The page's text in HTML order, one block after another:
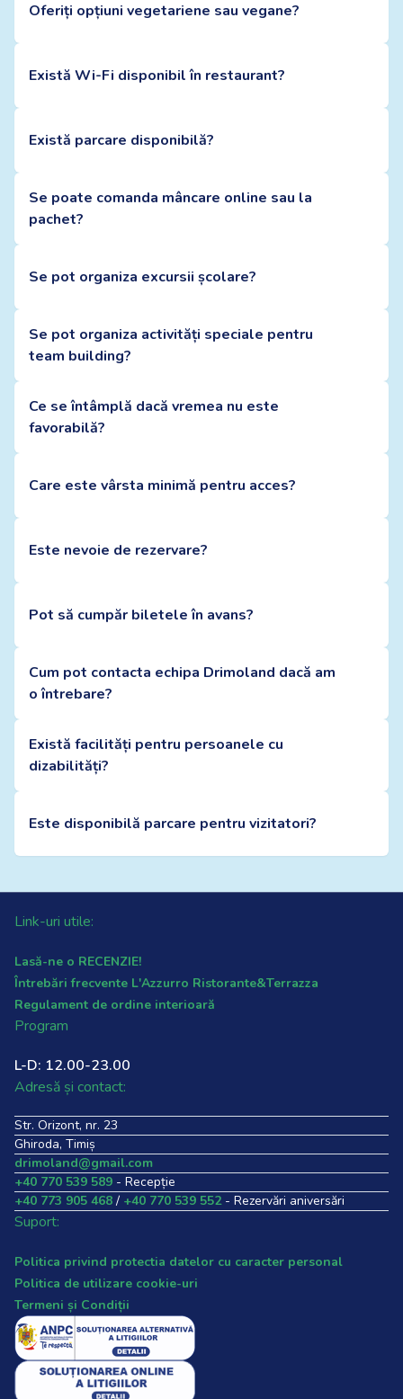
Oferiți opțiuni vegetariene sau vegane?
Există Wi-Fi disponibil în restaurant?
Există parcare disponibilă?
Se poate comanda mâncare online sau la
pachet?
Se pot organiza excursii școlare?
Se pot organiza activități speciale pentru
team building?
Ce se întâmplă dacă vremea nu este
favorabilă?
Care este vârsta minimă pentru acces?
Este nevoie de rezervare?
Pot să cumpăr biletele în avans?
Cum pot contacta echipa Drimoland dacă am
o întrebare?
Există facilități pentru persoanele cu
dizabilități?
Este disponibilă parcare pentru vizitatori?
Link-uri utile:
Lasă-ne o RECENZIE!
Întrebări frecvente L'Azzurro Ristorante&Terrazza
Regulament de ordine interioară
Program
L-D: 12.00-23.00
Adresă și contact:
Str. Orizont, nr. 23
Ghiroda, Timiș
drimoland@gmail.com
+40 770 539 589 - Recepție
+40 773 905 468 / +40 770 539 552- Rezervări aniversări
Suport:
Politica privind protectia datelor cu caracter personal
Politica de utilizare cookie-uri
Termeni și Condiții